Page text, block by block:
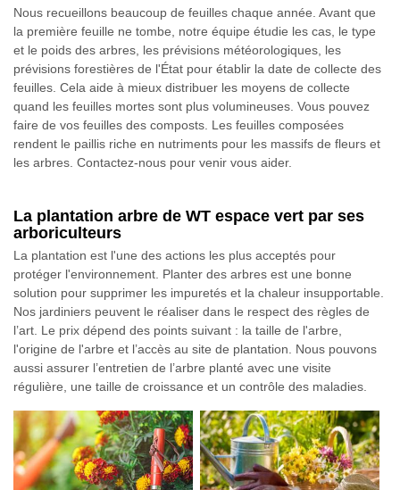
Nous recueillons beaucoup de feuilles chaque année. Avant que
la première feuille ne tombe, notre équipe étudie les cas, le type
et le poids des arbres, les prévisions météorologiques, les
prévisions forestières de l'État pour établir la date de collecte des
feuilles. Cela aide à mieux distribuer les moyens de collecte
quand les feuilles mortes sont plus volumineuses. Vous pouvez
faire de vos feuilles des composts. Les feuilles composées
rendent le paillis riche en nutriments pour les massifs de fleurs et
les arbres. Contactez-nous pour venir vous aider.
La plantation arbre de WT espace vert par ses
arboriculteurs
La plantation est l'une des actions les plus acceptés pour
protéger l'environnement. Planter des arbres est une bonne
solution pour supprimer les impuretés et la chaleur insupportable.
Nos jardiniers peuvent le réaliser dans le respect des règles de
l’art. Le prix dépend des points suivant : la taille de l'arbre,
l'origine de l'arbre et l’accès au site de plantation. Nous pouvons
aussi assurer l’entretien de l’arbre planté avec une visite
régulière, une taille de croissance et un contrôle des maladies.